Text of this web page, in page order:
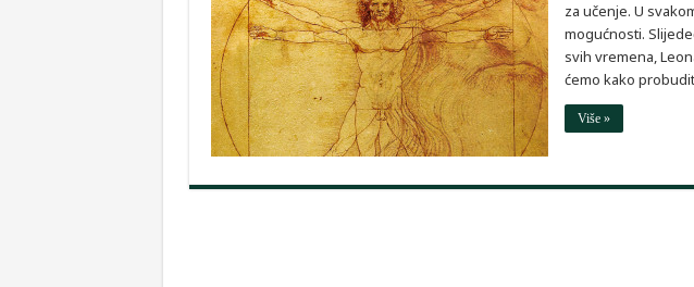
za učenje. U
mogućnosti.
svih vremena,
ćemo kako
Više »